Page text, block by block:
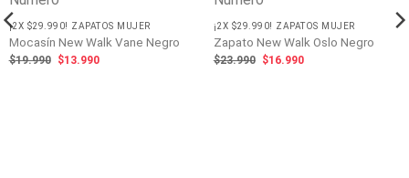
¡2X $29.990! ZAPATOS MUJER
Mocasín New Walk Vane Negro
$19.990
El
$13.990El
¡2X $29.990! ZAPATOS MUJER
Zapato New Walk Oslo Negro
$23.990 El
$16.990El